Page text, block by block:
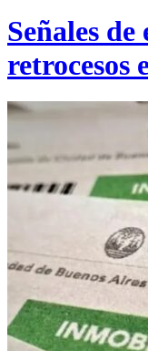
Señales
retrocesos